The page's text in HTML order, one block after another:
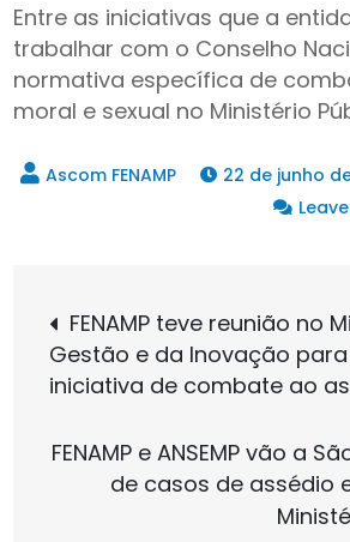
Entre as iniciativas que a
trabalhar com o Conselho
normativa específica de
moral e sexual no Ministério
22 de junho
Navegação
de
Post
FENAMP teve reunião no
Gestão e da Inovação
iniciativa de combate ao
FENAMP e ANSEMP vão a
de casos de assédio